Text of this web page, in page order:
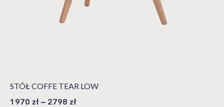
STÓŁ COFFE TEAR LOW
1970 zł – 2798 zł